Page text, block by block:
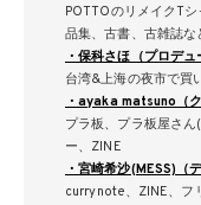
POTTOのリメイクT
品集、古書、古雑誌な
・保科さほ（プロデュ
台湾&上海の夜市で買
・ayaka matsuno（ク
プラ板、プラ板屋さ
ー、ZINE
・宮崎希沙(MESS)（
currynote、ZINE、フ